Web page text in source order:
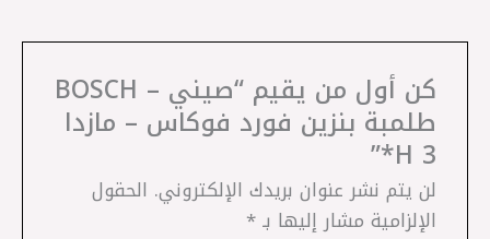
كن أول من يقيم “صيني – BOSCH
طلمبة بنزين فورد فوكاس – مازدا
3 H*”
لن يتم نشر عنوان بريدك الإلكتروني. الحقول
الإلزامية مشار إليها بـ*